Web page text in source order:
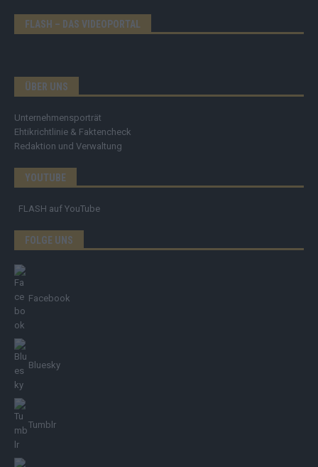
FLASH – DAS VIDEOPORTAL
ÜBER UNS
Unternehmensporträt
Ehtikrichtlinie & Faktencheck
Redaktion und Verwaltung
YOUTUBE
FLASH auf YouTube
FOLGE UNS
Facebook
Bluesky
Tumblr